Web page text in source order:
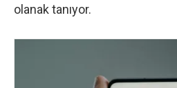
olanak tanıyor.